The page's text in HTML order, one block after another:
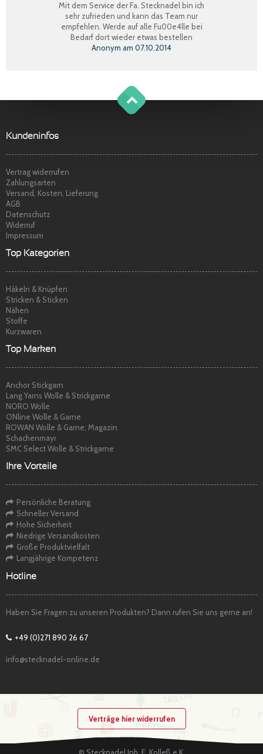
Mit dem Service der Fa. Stecknadel bin ich
sehr zufrieden und kann das Team nur
empfehlen. Werde auf alle Fu00e4lle bei
Bedarf dort wieder etwas bestellen
Anonym am 07.10.2014
Claudia W.am08.09.2014
Marina S.am22.04.2014
g
o
t
o
o
Kundeninfos
Vertrag widerrufen
Zahlungsarten
Versand, Kosten, Lieferung
AGB
Datenschutz
Widerruf
Impressum
Top Kategorien
Häkeln & Knüpfen
Stricken & Sticken
Nähen
Stoffe
Kurzwaren
Top Marken
Anchor Stickgarn
Lang Yarns Wolle & Strickgarne
NORO Wolle
ONline Wolle & Garne
ROWAN Wolle & Garne, Magazin
Schachenmayr
SMC Select Wolle & Strickgarne
Ihre Vorteile
Persönliche Beratung
Schneller Versand
Hohe Sicherheit
Niedrige Versandkosten
Große Produktvielfalt
Langjährige Kompetenz
Hotline
Haben Sie Fragen zu unseren Produkten? Dann rufen Sie uns gerne an!
+49 (0)271 890 26 67
info@stecknadel-online.de
Verträge hier widerrufen
© Stecknadel Inh. E. Kolleß e.K.